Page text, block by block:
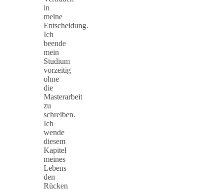
in
meine
Entscheidung.
Ich
beende
mein
Studium
vorzeitig
ohne
die
Masterarbeit
zu
schreiben.
Ich
wende
diesem
Kapitel
meines
Lebens
den
Rücken